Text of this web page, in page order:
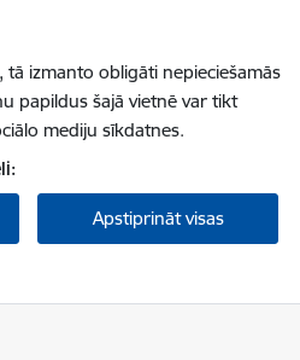
izmanto obligāti nepieciešamās
papildus šajā vietnē var tikt
mediju sīkdatnes.
Apstiprināt visas